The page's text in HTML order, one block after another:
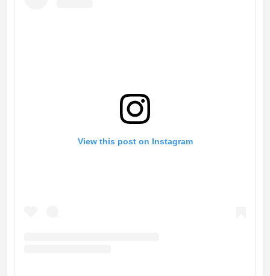
View this post on Instagram